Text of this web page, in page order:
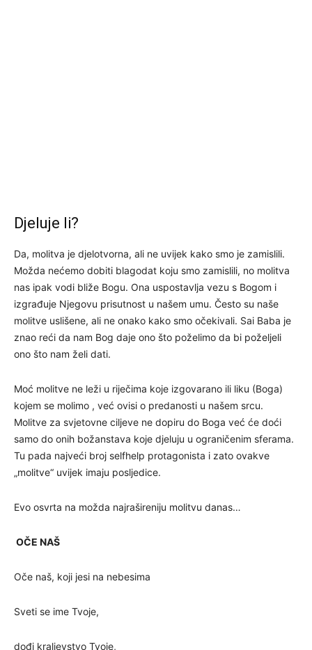
Djeluje li?
Da, molitva je djelotvorna, ali ne uvijek kako smo je zamislili.
Možda nećemo dobiti blagodat koju smo zamislili, no molitva
nas ipak vodi bliže Bogu. Ona uspostavlja vezu s Bogom i
izgrađuje Njegovu prisutnost u našem umu. Često su naše
molitve uslišene, ali ne onako kako smo očekivali. Sai Baba je
znao reći da nam Bog daje ono što poželimo da bi poželjeli
ono što nam želi dati.
Moć molitve ne leži u riječima koje izgovarano ili liku (Boga)
kojem se molimo , već ovisi o predanosti u našem srcu.
Molitve za svjetovne ciljeve ne dopiru do Boga već će doći
samo do onih božanstava koje djeluju u ograničenim sferama.
Tu pada najveći broj selfhelp protagonista i zato ovakve
„molitve“ uvijek imaju posljedice.
Evo osvrta na možda najrašireniju molitvu danas…
OČE NAŠ
Oče naš, koji jesi na nebesima
Sveti se ime Tvoje,
dođi kraljevstvo Tvoje,